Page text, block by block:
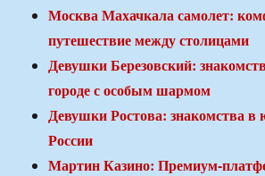
Москва Махачкала самолет:
путешествие между столицами
Девушки Березовский:
городе с особым шармом
Девушки Ростова: знакомства в
России
Мартин Казино: Премиум-